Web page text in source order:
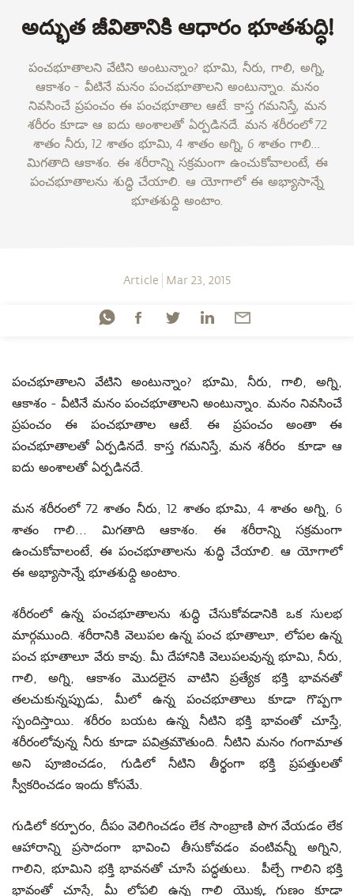
అద్భుత జీవితానికి ఆధారం భూతశుద్ధి!
పంచభూతాలని వేటిని అంటున్నాం? భూమి, నీరు, గాలి, అగ్ని,
ఆకాశం ­- వీటినే మనం పంచభూతాలని అంటున్నాం. మనం
నివసించే ప్రపంచం ఈ పంచభూతాల ఆటే. కాస్త గమనిస్తే, మన
శరీరం కూడా ఆ ఐదు అంశాలతో ఏర్పడినదే. మన శరీరంలో 72
శాతం నీరు, 12 శాతం భూమి, 4 శాతం అగ్ని, 6 శాతం గాలి...
మిగతాది ఆకాశం. ఈ శరీరాన్ని సక్రమంగా ఉంచుకోవాలంటే, ఈ
పంచభూతాలను శుద్ధి చేయాలి. ఆ యోగాలో ఈ అభ్యాసాన్నే
భూతశుధ్ది అంటాం.
Article Mar 23, 2015
పంచభూతాలని వేటిని అంటున్నాం? భూమి, నీరు, గాలి, అగ్ని,
ఆకాశం ­- వీటినే మనం పంచభూతాలని అంటున్నాం. మనం నివసించే
ప్రపంచం ఈ పంచభూతాల ఆటే. ఈ ప్రపంచం అంతా ఈ
పంచభూతాలతో ఏర్పడినదే. కాస్త గమనిస్తే, మన శరీరం కూడా ఆ
ఐదు అంశాలతో ఏర్పడినదే.
మన శరీరంలో 72 శాతం నీరు, 12 శాతం భూమి, 4 శాతం అగ్ని, 6
శాతం గాలి... మిగతాది ఆకాశం. ఈ శరీరాన్ని సక్రమంగా
ఉంచుకోవాలంటే, ఈ పంచభూతాలను శుద్ధి చేయాలి. ఆ యోగాలో
ఈ అభ్యాసాన్నే భూతశుధ్ది అంటాం.
శరీరంలో ఉన్న పంచభూతాలను శుద్ధి చేసుకోవడానికి ఒక సులభ
మార్గముంది. శరీరానికి వెలుపల ఉన్న పంచ భూతాలూ, లోపల ఉన్న
పంచ భూతాలూ వేరు కావు. మీ దేహానికి వెలుపలవున్న భూమి, నీరు,
గాలి, అగ్ని, ఆకాశం మొదలైన వాటిని ప్రత్యేక భక్తి భావనతో
తలచుకున్నప్పుడు, మీలో ఉన్న పంచభూతాలు కూడా గొప్పగా
స్పందిస్తాయి. శరీరం బయట ఉన్న నీటిని భక్తి భావంతో చూస్తే,
శరీరంలోవున్న నీరు కూడా పవిత్రమౌతుంది. నీటిని మనం గంగామాత
అని పూజించడం, గుడిలో నీటిని తీర్థంగా భక్తి ప్రపత్తులతో
స్వీకరించడం ఇందు కోసమే.
గుడిలో కర్పూరం, దీపం వెలిగించడం లేక సాంబ్రాణి పొగ వేయడం లేక
ఆహారాన్ని ప్రసాదంగా భావించి తీసుకోవడం వంటివన్నీ అగ్నిని,
గాలిని, భూమిని భక్తి భావనతో చూసే పద్ధతులు. పీల్చే గాలిని భక్తి
భావంతో చూస్తే, మీ లోపలి ఉన్న గాలి యొక్క గుణం కూడా